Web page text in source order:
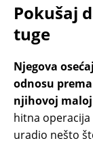
Pokušaj
tuge
Njegova
odnosu
njihovoj
hitna
uradio nešto